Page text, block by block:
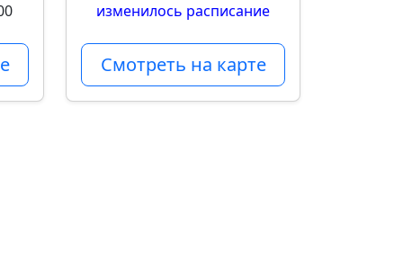
изменилось расписание
Смотреть на карте